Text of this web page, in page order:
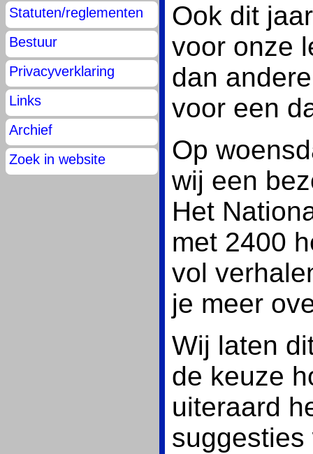
Statuten/reglementen
Bestuur
Privacyverklaring
Links
Archief
Zoek in website
Ook dit
voor onze
dan
voor een
Op
wij een
Het
met 2400
vol
je meer
Wij laten
de keuze
uiteraard
suggesties